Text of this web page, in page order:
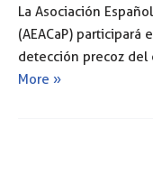
La Asociación
(AEACaP) participará
detección precoz del
More »